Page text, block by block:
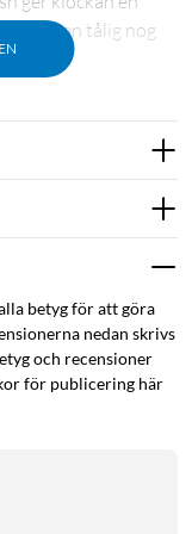
gör den tålig nog
simning, HIIT och
vardagsmotion till
fem GNSS-system
för exakt spårning
pulsmätning
betyg för att göra
nedan skrivs
och recensioner
för publicering här